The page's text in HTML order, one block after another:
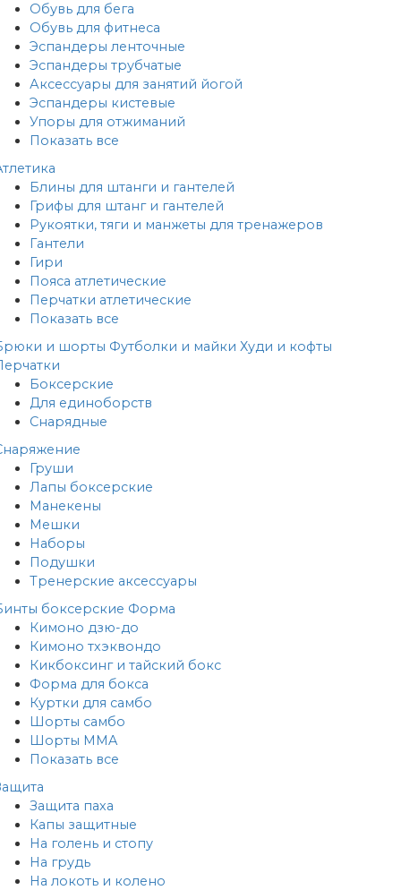
Обувь для бега
Обувь для фитнеса
Эспандеры ленточные
Эспандеры трубчатые
Аксессуары для занятий йогой
Эспандеры кистевые
Упоры для отжиманий
Показать все
Блины для штанги и гантелей
Грифы для штанг и гантелей
Рукоятки, тяги и манжеты для тренажеров
Гантели
Гири
Пояса атлетические
Перчатки атлетические
Показать все
и шорты Футболки и майки Худи и кофты
Боксерские
Для единоборств
Снарядные
Груши
Лапы боксерские
Манекены
Мешки
Наборы
Подушки
Тренерские аксессуары
боксерские Форма
Кимоно дзю-до
Кимоно тхэквондо
Кикбоксинг и тайский бокс
Форма для бокса
Куртки для самбо
Шорты самбо
Шорты MMA
Показать все
Защита паха
Капы защитные
На голень и стопу
На грудь
На локоть и колено